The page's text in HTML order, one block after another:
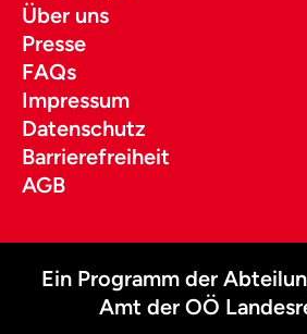
Über uns
Presse
FAQs
Impressum
Datenschutz
Barrierefreiheit
AGB
Ein Programm der
Amt der OÖ